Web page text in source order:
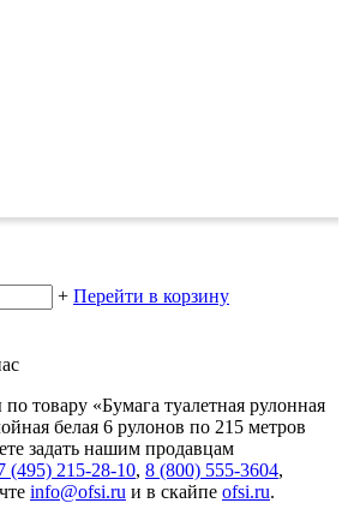
+ Перейти в корзину
товару «Бумага туалетная рулонная
белая 6 рулонов по 215 метров
задать нашим продавцам
(495) 215-28-10, 8 (800) 555-3604,
info@ofsi.ru и в скайпе ofsi.ru.